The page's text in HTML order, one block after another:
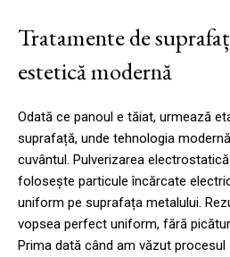
Tratamente de
estetică modernă
Odată ce panoul e tăiat, urmează
suprafață, unde tehnologia
cuvântul. Pulverizarea
folosește particule încărcate
uniform pe suprafața metalului.
vopsea perfect uniform, fără
Prima dată când am văzut